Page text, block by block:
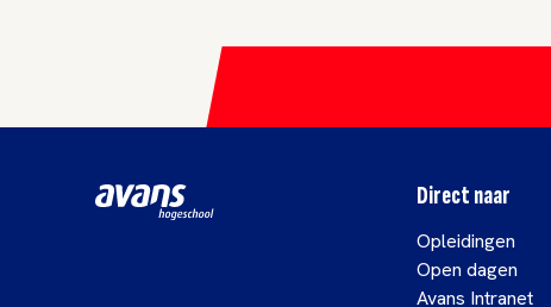
Direct naar
Opleidingen
Open dagen
Avans Intranet